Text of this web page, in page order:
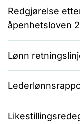
Redgjørelse
åpenhetsloven
Lønn